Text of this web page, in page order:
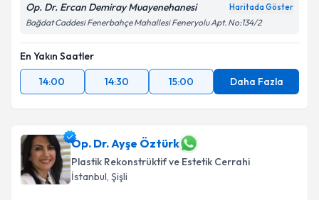
Op. Dr. Ercan Demiray Muayenehanesi Haritada Göster
Bağdat Caddesi Fenerbahçe Mahallesi Feneryolu Apt. No:134/2
En Yakın Saatler
14:00
14:30 15:00 Daha Fazla
Op. Dr. Ayşe Öztürk
Plastik Rekonstrüktif ve Estetik Cerrahi
İstanbul, Şişli